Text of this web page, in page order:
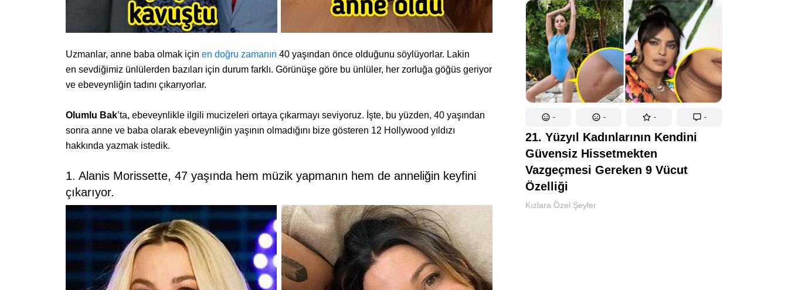
- - - -
21. Yüzyıl Kadınlarının Kendini
Güvensiz Hissetmekten
Vazgeçmesi Gereken 9 Vücut
Özelliği
Kızlara Özel Şeyler
Uzmanlar, anne baba olmak için en doğru zamanın 40 yaşından önce olduğunu söylüyorlar. Lakin
en sevdiğimiz ünlülerden bazıları için durum farklı. Görünüşe göre bu ünlüler, her zorluğa göğüs geriyor
ve ebeveynliğin tadını çıkarıyorlar.
Olumlu Bak’ta, ebeveynlikle ilgili mucizeleri ortaya çıkarmayı seviyoruz. İşte, bu yüzden, 40 yaşından
sonra anne ve baba olarak ebeveynliğin yaşının olmadığını bize gösteren 12 Hollywood yıldızı
hakkında yazmak istedik.
1. Alanis Morissette, 47 yaşında hem müzik yapmanın hem de anneliğin keyfini
çıkarıyor.